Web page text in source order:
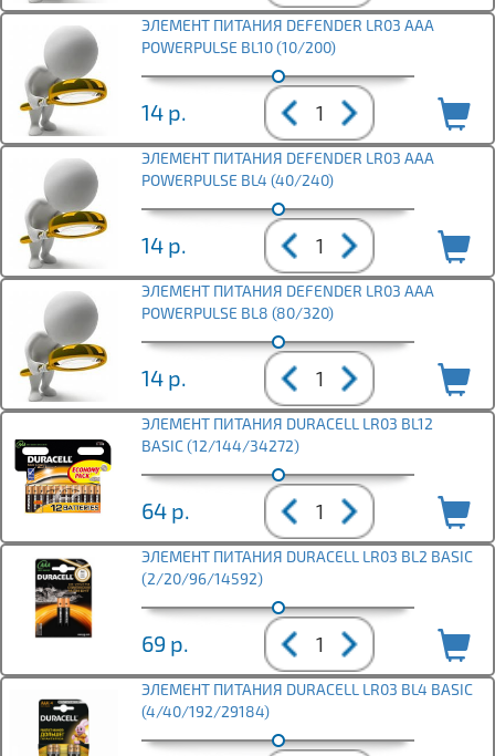
ЭЛЕМЕНТ ПИТАНИЯ DEFENDER LR03 ААА
POWERPULSE BL10 (10/200)
14 р.
ЭЛЕМЕНТ ПИТАНИЯ DEFENDER LR03 ААА
POWERPULSE BL4 (40/240)
14 р.
ЭЛЕМЕНТ ПИТАНИЯ DEFENDER LR03 ААА
POWERPULSE BL8 (80/320)
14 р.
ЭЛЕМЕНТ ПИТАНИЯ DURACELL LR03 BL12
BASIC (12/144/34272)
64 р.
ЭЛЕМЕНТ ПИТАНИЯ DURACELL LR03 BL2 BASIC
(2/20/96/14592)
69 р.
ЭЛЕМЕНТ ПИТАНИЯ DURACELL LR03 BL4 BASIC
(4/40/192/29184)